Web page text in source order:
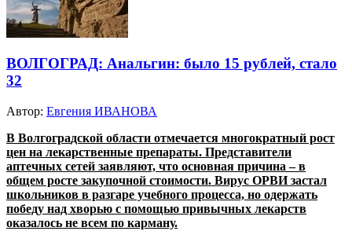
ВОЛГОГРАД: Анальгин: было 15 рублей, стало
32
Автор: Евгения ИВАНОВА
В Волгоградской области отмечается многократный рост
цен на лекарственные препараты. Представители
аптечных сетей заявляют, что основная причина – в
общем росте закупочной стоимости. Вирус ОРВИ застал
школьников в разгаре учебного процесса, но одержать
победу над хворью с помощью привычных лекарств
оказалось не всем по карману.